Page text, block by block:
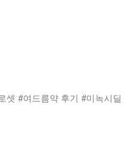
셋 #여드름약 후기 #미녹시딜